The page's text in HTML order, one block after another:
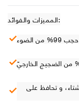
المميزات والفوائد:
الضوء
و تحافظ على